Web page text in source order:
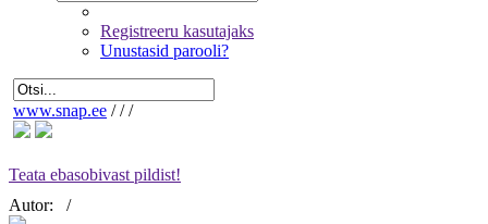
Registreeru kasutajaks
Unustasid parooli?
www.snap.ee / / /
Teata ebasobivast pildist!
Autor:
/